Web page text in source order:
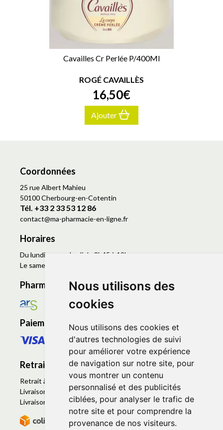
Nous utilisons des
cookies
Nous utilisons des cookies et
d'autres technologies de suivi
pour améliorer votre expérience
de navigation sur notre site, pour
vous montrer un contenu
personnalisé et des publicités
ciblées, pour analyser le trafic de
notre site et pour comprendre la
provenance de nos visiteurs.
Cavailles Cr Perlée P/400Ml
ROGÉ CAVAILLÈS
16,50€
Ajouter
Coordonnées
25 rue Albert Mahieu
50100 Cherbourg-en-Cotentin
Tél. +33 2 33 53 12 86
contact@ma-pharmacie-en-ligne.fr
Horaires
Du lundi au vendredi de 8h45 à 19h
Le samedi de 9h à 19h
Pharmacie en ligne agréée
Paiement sécurisé
Retrait - Livraison
Retrait à la pharmacie - Click & Collect
Livraison en Point Relais
Livraison à domicile